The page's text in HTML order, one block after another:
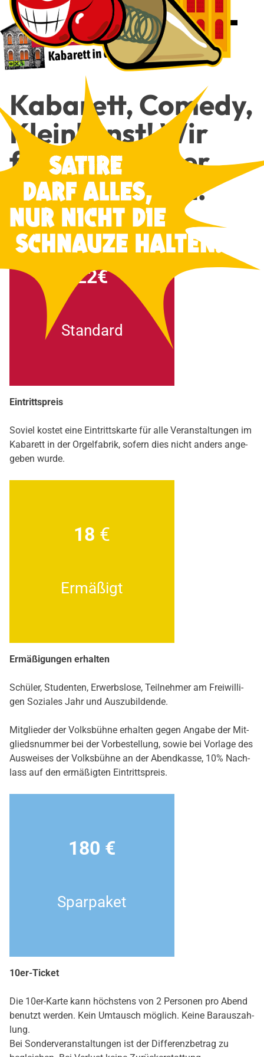
Kaba­rett, Come­dy,
Klein­kunst! Wir
freu­en uns über
Dei­nen Besuch!
22€
Stan­dard
Ein­tritts­preis
Soviel kos­tet eine Ein­tritts­kar­te für alle Ver­an­stal­tun­gen im
Kaba­rett in der Orgel­fa­brik, sofern dies nicht anders ange­
ge­ben wur­de.
18 €
Ermä­ßigt
Ermä­ßi­gun­gen erhal­ten
Schü­ler, Stu­den­ten, Erwerbs­lo­se, Teil­neh­mer am Frei­wil­li­
gen Sozia­les Jahr und Aus­zu­bil­den­de.
Mit­glie­der der Volks­büh­ne erhal­ten gegen Anga­be der Mit­
glieds­num­mer bei der Vor­be­stel­lung, sowie bei Vor­la­ge des
Aus­wei­ses der Volks­büh­ne an der Abend­kas­se, 10% Nach­
lass auf den ermä­ßig­ten Ein­tritts­preis.
180 €
Spar­pa­ket
10er-Ticket
Die 10er-Kar­te kann höchs­tens von 2 Per­so­nen pro Abend
benutzt wer­den. Kein Umtausch mög­lich. Kei­ne Bar­aus­zah­
lung.
Bei Son­der­ver­an­stal­tun­gen ist der Dif­fe­renz­be­trag zu